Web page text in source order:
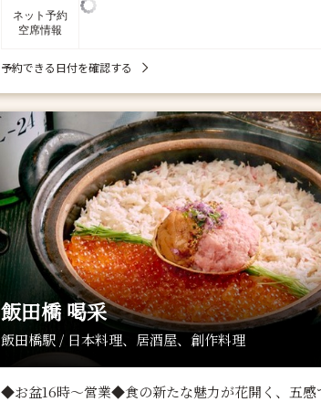
ネット予約
空席情報
予約できる日付を確認する
飯田橋 喝采
飯田橋駅 / 日本料理、居酒屋、創作料理
◆お盆16時〜営業◆食の新たな魅力が花開く、五